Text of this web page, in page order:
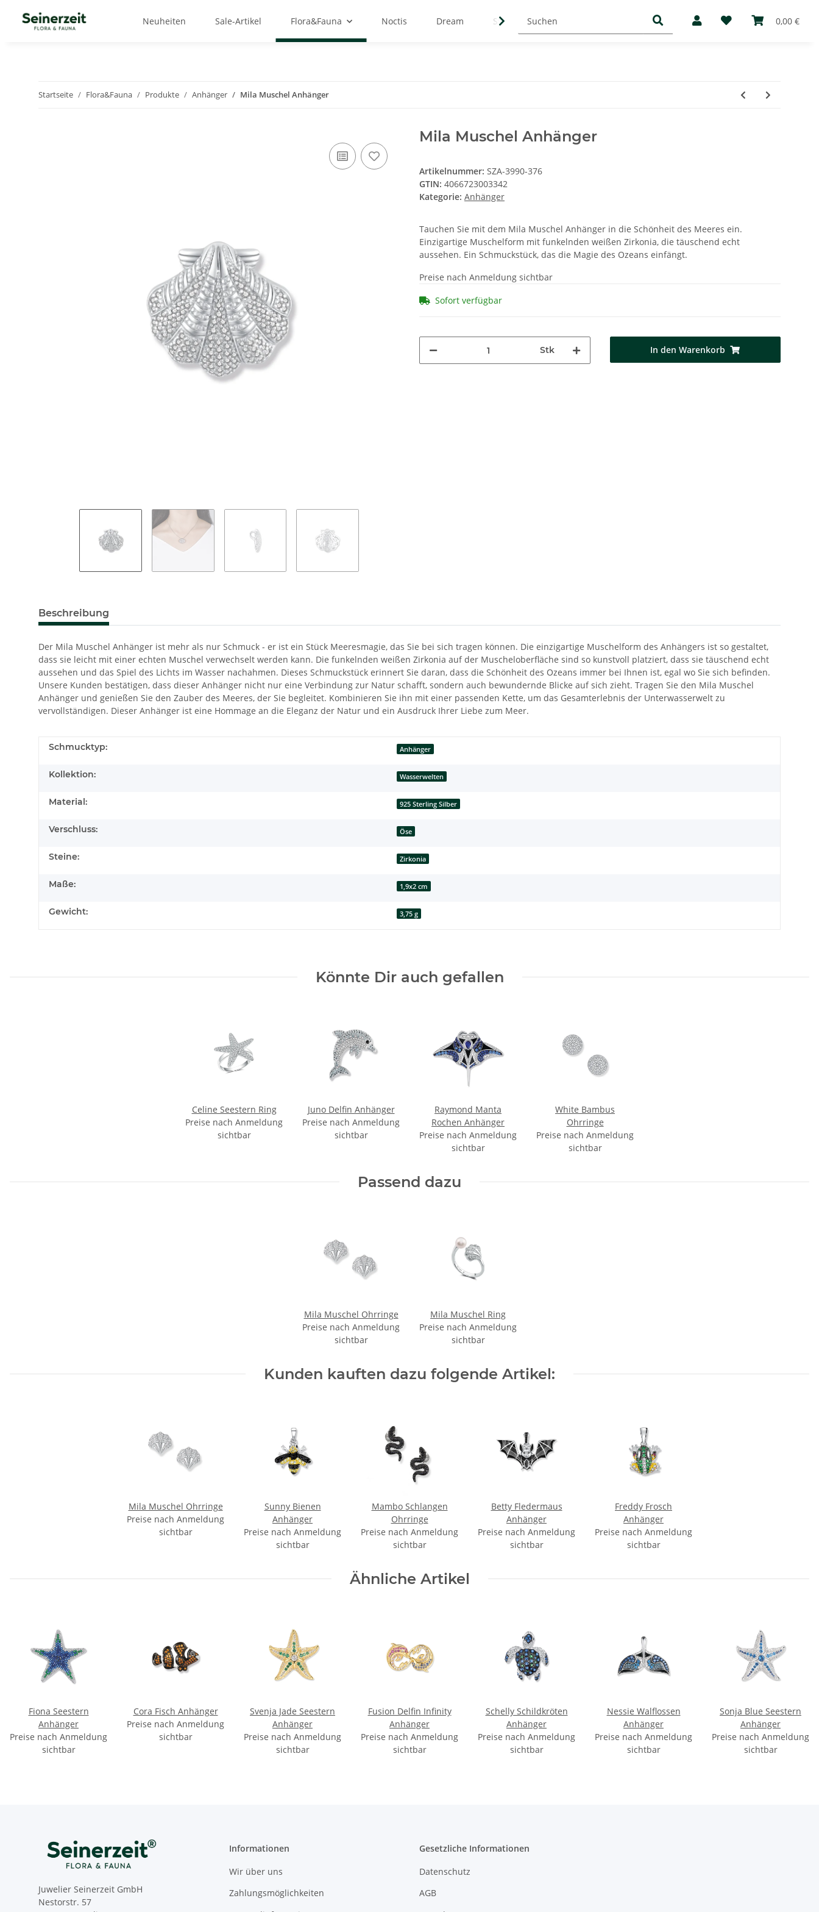
0,00 €
Neuheiten Sale-Artikel Flora&Fauna Noctis Dream Symbols Basic Mediathek Über uns
Startseite Flora&Fauna Produkte Anhänger Mila Muschel Anhänger
Mila Muschel Anhänger
Artikelnummer: SZA-3990-376
GTIN: 4066723003342
Kategorie: Anhänger
Tauchen Sie mit dem Mila Muschel Anhänger in die Schönheit des Meeres ein.
Einzigartige Muschelform mit funkelnden weißen Zirkonia, die täuschend echt
aussehen. Ein Schmuckstück, das die Magie des Ozeans einfängt.
Preise nach Anmeldung sichtbar
Sofort verfügbar
Stk In den Warenkorb
Beschreibung
Der Mila Muschel Anhänger ist mehr als nur Schmuck - er ist ein Stück Meeresmagie, das Sie bei sich tragen können. Die einzigartige Muschelform des Anhängers ist so gestaltet,
dass sie leicht mit einer echten Muschel verwechselt werden kann. Die funkelnden weißen Zirkonia auf der Muscheloberfläche sind so kunstvoll platziert, dass sie täuschend echt
aussehen und das Spiel des Lichts im Wasser nachahmen. Dieses Schmuckstück erinnert Sie daran, dass die Schönheit des Ozeans immer bei Ihnen ist, egal wo Sie sich befinden.
Unsere Kunden bestätigen, dass dieser Anhänger nicht nur eine Verbindung zur Natur schafft, sondern auch bewundernde Blicke auf sich zieht. Tragen Sie den Mila Muschel
Anhänger und genießen Sie den Zauber des Meeres, der Sie begleitet. Kombinieren Sie ihn mit einer passenden Kette, um das Gesamterlebnis der Unterwasserwelt zu
vervollständigen. Dieser Anhänger ist eine Hommage an die Eleganz der Natur und ein Ausdruck Ihrer Liebe zum Meer.
Schmucktyp: Anhänger
Kollektion: Wasserwelten
Material: 925 Sterling Silber
Verschluss: Öse
Steine: Zirkonia
Maße: 1,9x2 cm
Gewicht: 3,75 g
Könnte Dir auch gefallen
Celine Seestern Ring
Preise nach Anmeldung
sichtbar
Juno Delfin Anhänger
Preise nach Anmeldung
sichtbar
Raymond Manta
Rochen Anhänger
Preise nach Anmeldung
sichtbar
White Bambus
Ohrringe
Preise nach Anmeldung
sichtbar
Passend dazu
Mila Muschel Ohrringe
Preise nach Anmeldung
sichtbar
Mila Muschel Ring
Preise nach Anmeldung
sichtbar
Kunden kauften dazu folgende Artikel:
Mila Muschel Ohrringe
Preise nach Anmeldung
sichtbar
Sunny Bienen
Anhänger
Preise nach Anmeldung
sichtbar
Mambo Schlangen
Ohrringe
Preise nach Anmeldung
sichtbar
Betty Fledermaus
Anhänger
Preise nach Anmeldung
sichtbar
Freddy Frosch
Anhänger
Preise nach Anmeldung
sichtbar
Ähnliche Artikel
Fiona Seestern
Anhänger
Preise nach Anmeldung
sichtbar
Cora Fisch Anhänger
Preise nach Anmeldung
sichtbar
Svenja Jade Seestern
Anhänger
Preise nach Anmeldung
sichtbar
Fusion Delfin Infinity
Anhänger
Preise nach Anmeldung
sichtbar
Schelly Schildkröten
Anhänger
Preise nach Anmeldung
sichtbar
Nessie Walflossen
Anhänger
Preise nach Anmeldung
sichtbar
Sonja Blue Seestern
Anhänger
Preise nach Anmeldung
sichtbar
Juwelier Seinerzeit GmbH
Nestorstr. 57
Informationen
Wir über uns
Zahlungsmöglichkeiten
Gesetzliche Informationen
Datenschutz
AGB